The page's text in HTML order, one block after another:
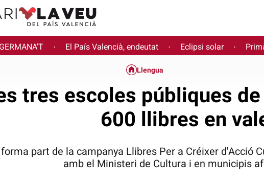
· El País Valencià, endeutat · Eclipsi solar ·
Llengua
tres escoles públiques
600 llibres en
part de la campanya Llibres Per a Créixer d'Acció
amb el Ministeri de Cultura i en municipis